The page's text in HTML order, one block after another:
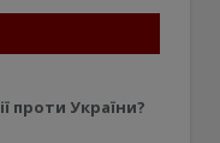
проти України?